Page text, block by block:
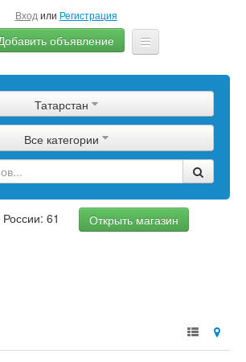
Вход или Регистрация
объявление
Сырье
Изделия
Оборудование
Услуги
Татарстан
Все категории
61 Открыть магазин